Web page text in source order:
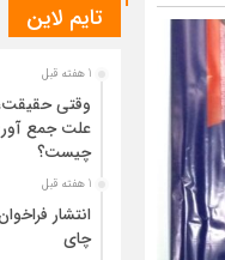
تایم لاین
1 هفته قبل
وقتی
علت جمع
چیست؟
1 هفته قبل
انتشار
چای